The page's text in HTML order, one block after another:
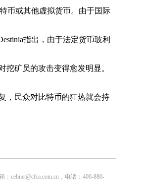
币或其他虚拟货币。由于国际
指出，由于法定货币玻利
矿员的攻击变得愈发明显。
，民众对比特币的狂热就会持
，电话：400-880-